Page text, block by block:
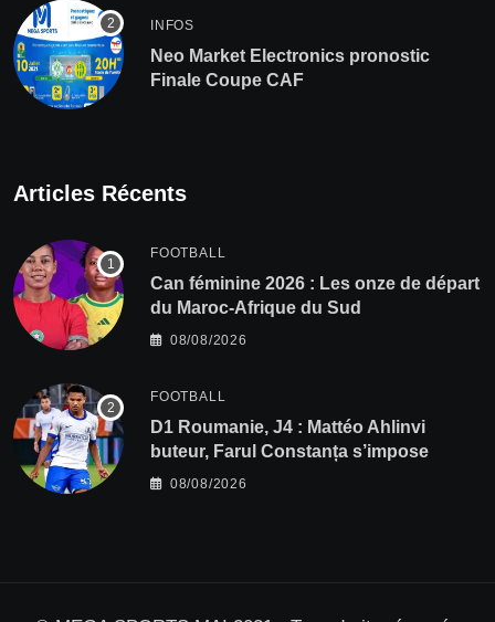
INFOS
Neo Market Electronics pronostic
Finale Coupe CAF
Articles Récents
FOOTBALL
‎Can féminine 2026 : Les onze de départ
du Maroc-Afrique du Sud
08/08/2026
FOOTBALL
D1 Roumanie, J4 : Mattéo Ahlinvi
buteur, Farul Constanța s’impose
08/08/2026